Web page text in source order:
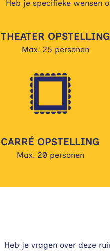
Heb je specifieke wensen
THEATER OPSTELLING
Max. 25 personen
CARRÉ OPSTELLING
Max. 20 personen
Heb je vragen over deze